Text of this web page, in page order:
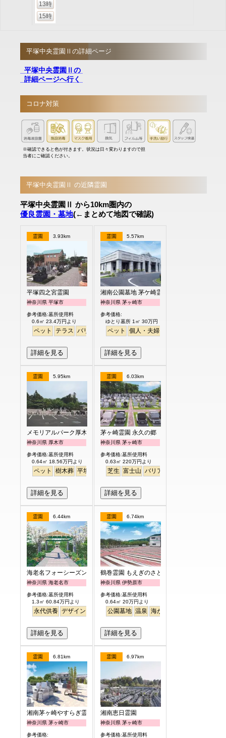
13時
15時
平塚中央霊園Ⅱの詳細ページ
平塚中央霊園Ⅱの
詳細ページへ行く
コロナ対策
※確認できると色が付きます。状況は日々変わりますので担
当者にご確認ください。
平塚中央霊園Ⅱ の近隣霊園
平塚中央霊園Ⅱ から10km圏内の
優良霊園・墓地(←まとめて地図で確認)
霊園 3.93km
平塚四之宮霊園
神奈川県 平塚市
参考価格:墓所使用料
0.6㎡ 23.4万円より
ペット テラス バリアフリー 明るい
詳細を見る
霊園 5.57km
湘南公園墓地 茅ケ崎霊園
神奈川県 茅ヶ崎市
参考価格:
ゆとり墓所 1㎡ 30万円
ペット 個人・夫婦
詳細を見る
霊園 5.95km
メモリアルパーク厚木ふるさとの丘
神奈川県 厚木市
参考価格:墓所使用料
0.64㎡ 18.56万円より
ペット 樹木葬 平坦
詳細を見る
霊園 6.03km
茅ヶ崎霊園 永久の郷
神奈川県 茅ヶ崎市
参考価格:墓所使用料
0.63㎡ 220万円より
芝生 富士山 バリアフリー
詳細を見る
霊園 6.44km
海老名フォーシーズンメモリアル
神奈川県 海老名市
参考価格:墓所使用料
1.3㎡ 60.84万円より
永代供養 デザイン 公園墓地 明るい
詳細を見る
霊園 6.74km
鶴巻霊園 もえぎのさと
神奈川県 伊勢原市
参考価格:墓所使用料
0.64㎡ 20万円より
公園墓地 温泉 海がみえる
詳細を見る
霊園 6.81km
湘南茅ヶ崎やすらぎ霊園
神奈川県 茅ヶ崎市
参考価格:
霊園 6.97km
湘南恵日霊園
神奈川県 茅ヶ崎市
参考価格:墓所使用料